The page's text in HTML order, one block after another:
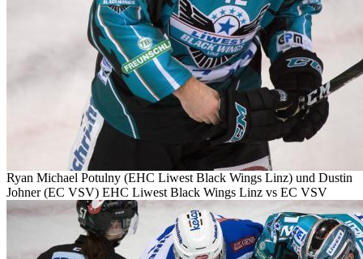
Ryan Michael Potulny (EHC Liwest Black Wings Linz) und Dustin
Johner (EC VSV) EHC Liwest Black Wings Linz vs EC VSV